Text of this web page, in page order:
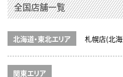
全国店舗一覧
北海道・東北エリア 札幌店(北
関東エリア